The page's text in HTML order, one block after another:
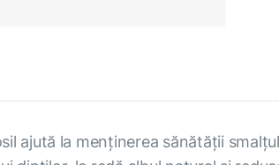
ajută la menținerea sănătății